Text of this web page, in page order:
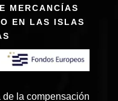
MERCANCÍAS
EN LAS ISLAS
la compensación